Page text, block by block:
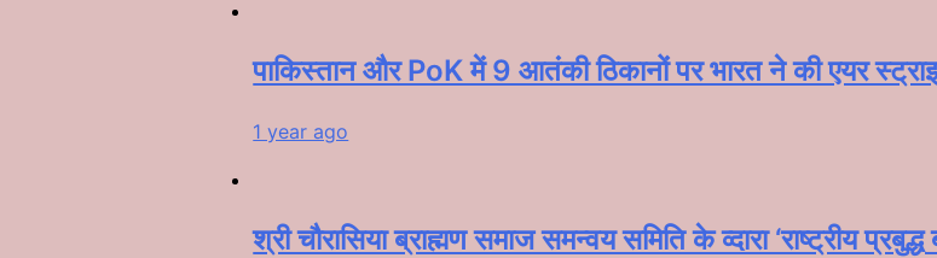
पाकिस्तान और PoK में 9 आतंकी ठिकानों पर भारत ने की एयर
1 year ago
श्री चौरासिया ब्राह्मण समाज समन्वय समिति के व्दारा‌ ‘राष्ट्रीय